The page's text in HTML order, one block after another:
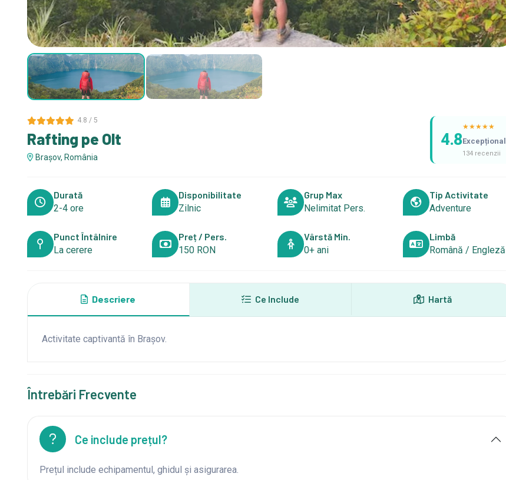
4.8 / 5
Rafting pe Olt
Brașov, România
4.8
★★★★★
Excepțional
134 recenzii
Durată
2-4 ore
Disponibilitate
Zilnic
Grup Max
Nelimitat Pers.
Tip Activitate
Adventure
Punct Întâlnire
La cerere
Preț / Pers.
150 RON
Vârstă Min.
0+ ani
Limbă
Română / Engleză
Descriere Ce Include Hartă
Activitate captivantă în Brașov.
Întrebări Frecvente
Ce include prețul?
Prețul include echipamentul, ghidul și asigurarea.